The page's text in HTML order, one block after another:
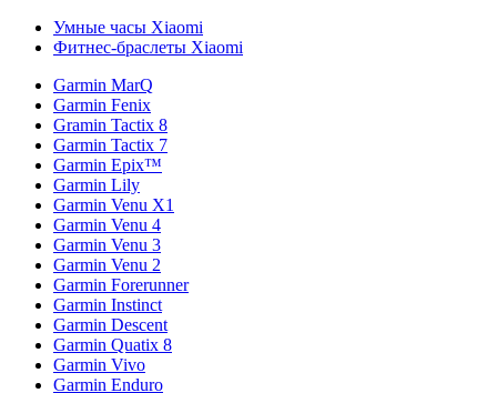
Умные часы Xiaomi
Фитнес-браслеты Xiaomi
Garmin MarQ
Garmin Fenix
Gramin Tactix 8
Garmin Tactix 7
Garmin Epix™
Garmin Lily
Garmin Venu X1
Garmin Venu 4
Garmin Venu 3
Garmin Venu 2
Garmin Forerunner
Garmin Instinct
Garmin Descent
Garmin Quatix 8
Garmin Vivo
Garmin Enduro